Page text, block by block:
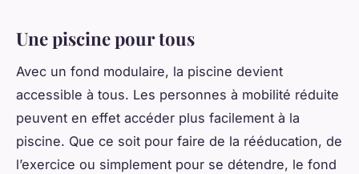
Une piscine pour tous
Avec un fond modulaire, la piscine devient
accessible à tous. Les personnes à mobilité réduite
peuvent en effet accéder plus facilement à la
piscine. Que ce soit pour faire de la rééducation, de
l’exercice ou simplement pour se détendre, le fond